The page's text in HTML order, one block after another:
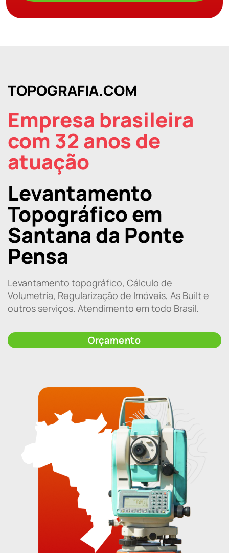
TOPOGRAFIA.COM
Empresa brasileira
com 32 anos de
atuação
Levantamento
Topográfico em
Santana da Ponte
Pensa
Levantamento topográfico, Cálculo de
Volumetria, Regularização de Imóveis, As Built e
outros serviços. Atendimento em todo Brasil.
Orçamento